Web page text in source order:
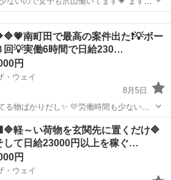
っくりお昼休み・・・ 午後から２時くら
南町田で最高の案件出た❗️💡ボー
回💡実働6時間で日給230…
円
・ウェイ
8月5日
し✨ 💛労働時間も少ないの
らいに町田の倉
配送 ギグワーク
軽～い荷物を玄関先に置くだけ🔷
して日給23000円以上を稼ぐ…
円
・ウェイ